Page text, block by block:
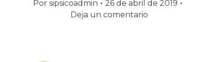
Por sipsicoadmin
26 de abril de 2019
Deja un comentario